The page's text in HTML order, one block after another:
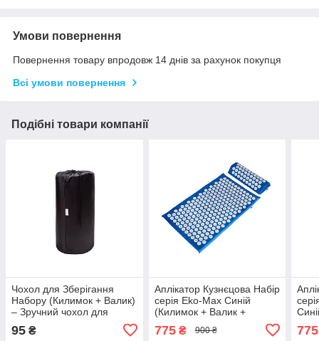
Умови повернення
Повернення товару впродовж 14 днів за рахунок покупця
Всі умови повернення
Подібні товари компанії
Чохол для Зберігання
Набору (Килимок + Валик)
– Зручний чохол для
безпечного зберігання та
транспортування
95 ₴
Аплікатор Кузнєцова Набір
серія Eko-Max Синій
(Килимок + Валик +
775₴ 900 ₴ 775